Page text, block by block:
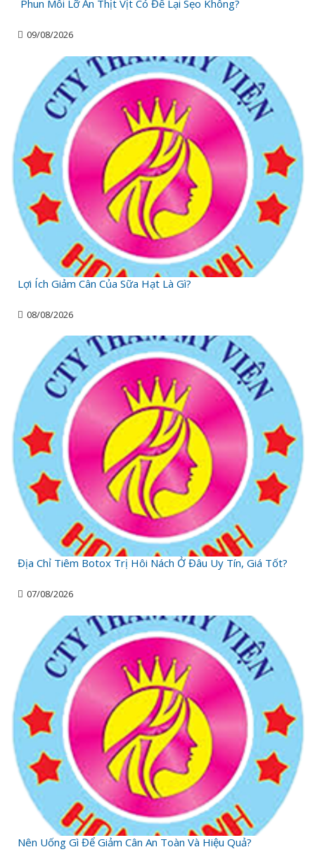
Phun Môi Lỡ Ăn Thịt Vịt Có Để Lại Sẹo Không?
09/08/2026
Lợi Ích Giảm Cân Của Sữa Hạt Là Gì?
08/08/2026
Địa Chỉ Tiêm Botox Trị Hôi Nách Ở Đâu Uy Tín, Giá Tốt?
07/08/2026
Nên Uống Gì Để Giảm Cân An Toàn Và Hiệu Quả?